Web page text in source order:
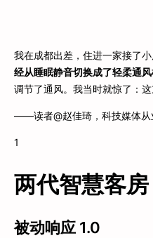
我在成都出差，住进一家接了
经从睡眠静音切换成了轻柔通
调节了通风。我当时就惊了：
——读者@赵佳琦，科技媒体从
1
两代智慧客
被动响应 1.0